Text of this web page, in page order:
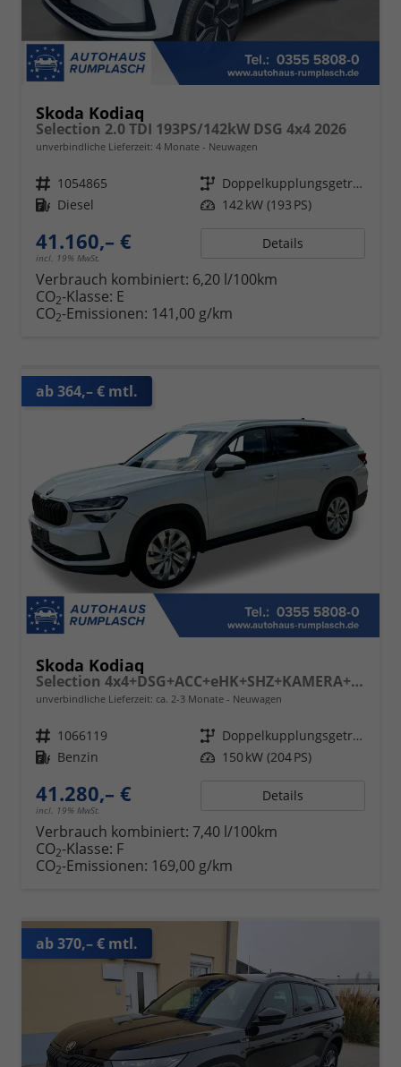
Skoda Kodiaq
Selection 2.0 TDI 193PS/142kW DSG 4x4 2026
unverbindliche Lieferzeit: 4 Monate Neuwagen
Fahrzeugnr. 1054865 Getriebe
Doppelkupplungsgetriebe (DSG)
Kraftstoff Diesel Leistung 142 kW (193 PS)
41.160,– €
incl. 19% MwSt.
Details
Verbrauch kombiniert: 6,20 l/100km
CO2-Klasse: E
CO2-Emissionen: 141,00 g/km
ab 364,– € mtl.
Skoda Kodiaq
Selection 4x4+DSG+ACC+eHK+SHZ+KAMERA+17" ALU
unverbindliche Lieferzeit: ca. 2-3 Monate Neuwagen
Fahrzeugnr. 1066119 Getriebe
Doppelkupplungsgetriebe (DSG)
Kraftstoff Benzin Leistung 150 kW (204 PS)
41.280,– €
incl. 19% MwSt.
Details
Verbrauch kombiniert: 7,40 l/100km
CO2-Klasse: F
CO2-Emissionen: 169,00 g/km
ab 370,– € mtl.